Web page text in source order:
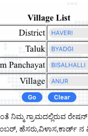
ನಿಮ್ಮ ಗ್ರಾಮದಲ್ಲಿರುವ
ಹೆಸರು,ವಿಳಾಸ,ಕಾರ್ಡ್ ನ